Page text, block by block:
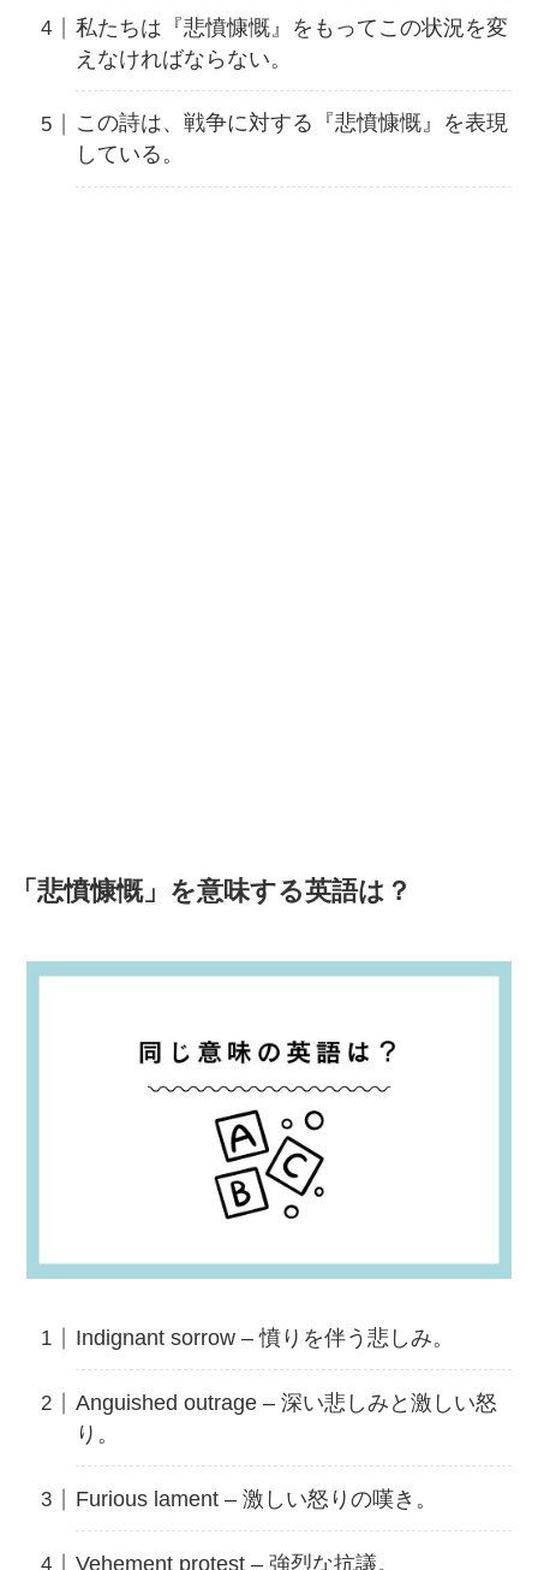
私たちは『悲憤慷慨』をもってこの状況を変
えなければならない。
この詩は、戦争に対する『悲憤慷慨』を表現
している。
「悲憤慷慨」を意味する英語は？
Indignant sorrow – 憤りを伴う悲しみ。
Anguished outrage – 深い悲しみと激しい怒
り。
Furious lament – 激しい怒りの嘆き。
Vehement protest – 強烈な抗議。